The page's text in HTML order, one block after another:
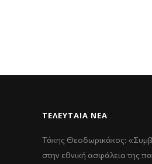
ΤΕΛΕΥΤΑΊΑ ΝΈΑ
Τάκης Θεοδωρικάκος:
στην εθνική ασφάλεια της